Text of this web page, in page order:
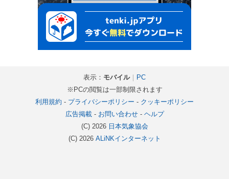
表示： モバイル｜ PC
※PCの閲覧は一部制限されます
利用規約 - プライバシーポリシー - クッキーポリシー
広告掲載- お問い合わせ- ヘルプ
(C) 2026 日本気象協会
(C) 2026 ALiNKインターネット